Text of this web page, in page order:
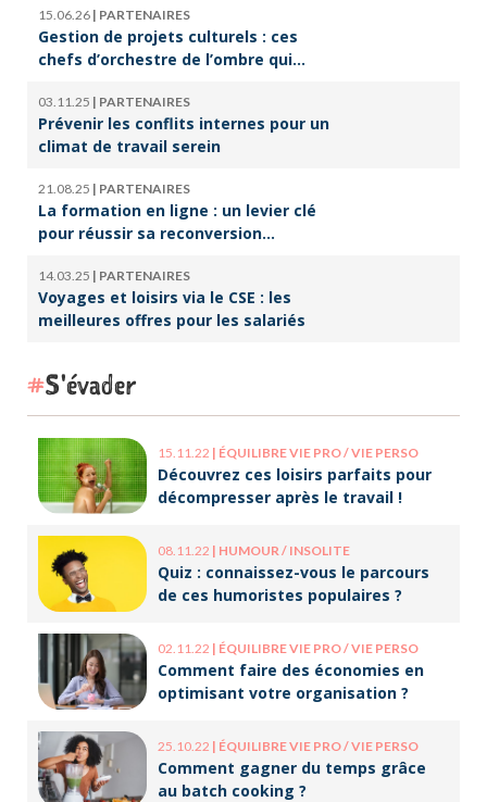
15.06.26 | PARTENAIRES
Gestion de projets culturels : ces
chefs d’orchestre de l’ombre qui
03.11.25 | PARTENAIRES
Prévenir les conflits internes pour un
climat de travail serein
21.08.25 | PARTENAIRES
La formation en ligne : un levier clé
pour réussir sa reconversion
14.03.25 | PARTENAIRES
Voyages et loisirs via le CSE : les
meilleures offres pour les salariés
S'évader
15.11.22 | ÉQUILIBRE VIE PRO / VIE PERSO
Découvrez ces loisirs parfaits pour
décompresser après le travail !
08.11.22 | HUMOUR / INSOLITE
Quiz : connaissez-vous le parcours
de ces humoristes populaires ?
02.11.22 | ÉQUILIBRE VIE PRO / VIE PERSO
Comment faire des économies en
optimisant votre organisation ?
25.10.22 | ÉQUILIBRE VIE PRO / VIE PERSO
Comment gagner du temps grâce
au batch cooking ?